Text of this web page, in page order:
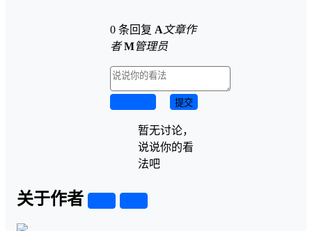
0 条回复 A 文章作
者 M管理员
提交
暂无讨论，
说说你的看
法吧
关于作者